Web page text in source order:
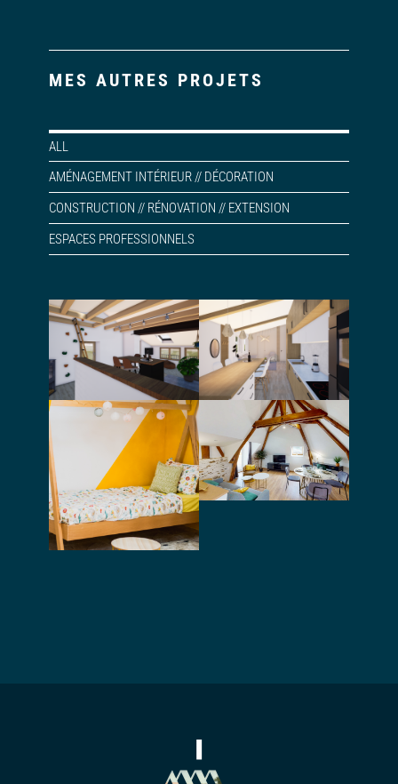
MES AUTRES PROJETS
ALL
AMÉNAGEMENT INTÉRIEUR // DÉCORATION
CONSTRUCTION // RÉNOVATION // EXTENSION
ESPACES PROFESSIONNELS
Rénovation et
aménagement
intérieur d’une
maison de
village
Aménagement
une pièce à vivre
et d’une salle de
bain
Création
d’ambiance pour
un showroom
Conseil pour
l’aménagement
et la décoration
d’un appartement